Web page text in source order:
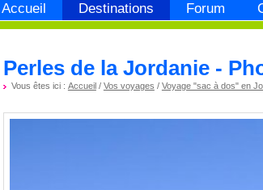
Accueil Destinations Forum
Perles de la Jordanie -
Vous êtes ici : Accueil/ Vos voyages / Voyage "sac à dos" en